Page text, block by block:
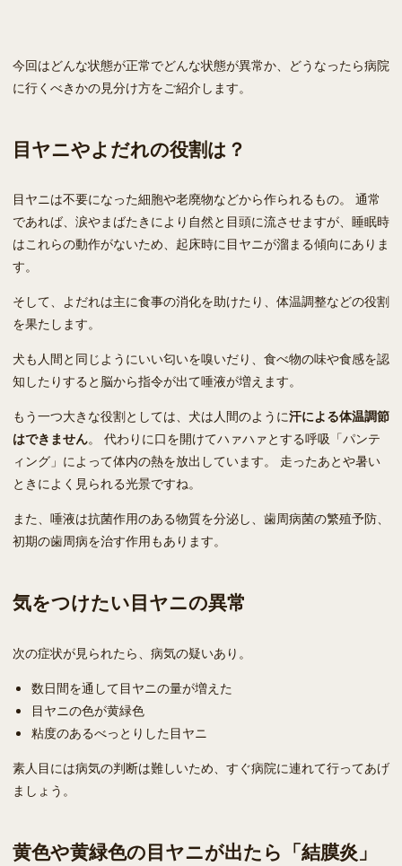
今回はどんな状態が正常でどんな状態が異常か、どうなったら病院
に行くべきかの見分け方をご紹介します。
目ヤニやよだれの役割は？
目ヤニは不要になった細胞や老廃物などから作られるもの。 通常
であれば、涙やまばたきにより自然と目頭に流させますが、睡眠時
はこれらの動作がないため、起床時に目ヤニが溜まる傾向にありま
す。
そして、よだれは主に食事の消化を助けたり、体温調整などの役割
を果たします。
犬も人間と同じようにいい匂いを嗅いだり、食べ物の味や食感を認
知したりすると脳から指令が出て唾液が増えます。
もう一つ大きな役割としては、犬は人間のように汗による体温調節
はできません。 代わりに口を開けてハァハァとする呼吸「パンテ
ィング」によって体内の熱を放出しています。 走ったあとや暑い
ときによく見られる光景ですね。
また、唾液は抗菌作用のある物質を分泌し、歯周病菌の繁殖予防、
初期の歯周病を治す作用もあります。
気をつけたい目ヤニの異常
次の症状が見られたら、病気の疑いあり。
数日間を通して目ヤニの量が増えた
目ヤニの色が黄緑色
粘度のあるべっとりした目ヤニ
素人目には病気の判断は難しいため、すぐ病院に連れて行ってあげ
ましょう。
黄色や黄緑色の目ヤニが出たら「結膜炎」